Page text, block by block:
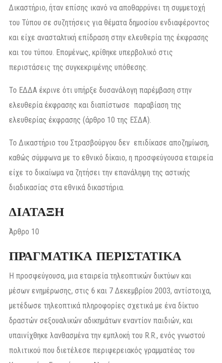
Δικαστήριο, ήταν επίσης ικανό να αποθαρρύνει τη συμμετοχή
του Τύπου σε συζητήσεις για θέματα δημοσίου ενδιαφέροντος
και είχε ανασταλτική επίδραση στην ελευθερία της έκφρασης
και του τύπου. Επομένως, κρίθηκε υπερβολικό στις
περιστάσεις της συγκεκριμένης υπόθεσης.
Το ΕΔΔΑ έκρινε ότι υπήρξε δυσανάλογη παρέμβαση στην
ελευθερία έκφρασης και διαπίστωσε παραβίαση της
ελευθερίας έκφρασης (άρθρο 10 της ΕΣΔΑ).
Το Δικαστήριο του Στρασβούργου δεν επιδίκασε αποζημίωση,
καθώς σύμφωνα με το εθνικό δίκαιο, η προσφεύγουσα εταιρεία
είχε το δικαίωμα να ζητήσει την επανάληψη της αστικής
διαδικασίας στα εθνικά δικαστήρια.
ΔΙΑΤΑΞΗ
Άρθρο 10
ΠΡΑΓΜΑΤΙΚΑ ΠΕΡΙΣΤΑΤΙΚΑ
Η προσφεύγουσα, μια εταιρεία τηλεοπτικών δικτύων και
μέσων ενημέρωσης, στις 6 και 7 Δεκεμβρίου 2003, αντίστοιχα,
μετέδωσε τηλεοπτικά πληροφορίες σχετικά με ένα δίκτυο
δραστών σεξουαλικών αδικημάτων εναντίον παιδιών, και
υπαινίχθηκε λανθασμένα την εμπλοκή του R.R., ενός γνωστού
πολιτικού που διετέλεσε περιφερειακός γραμματέας του